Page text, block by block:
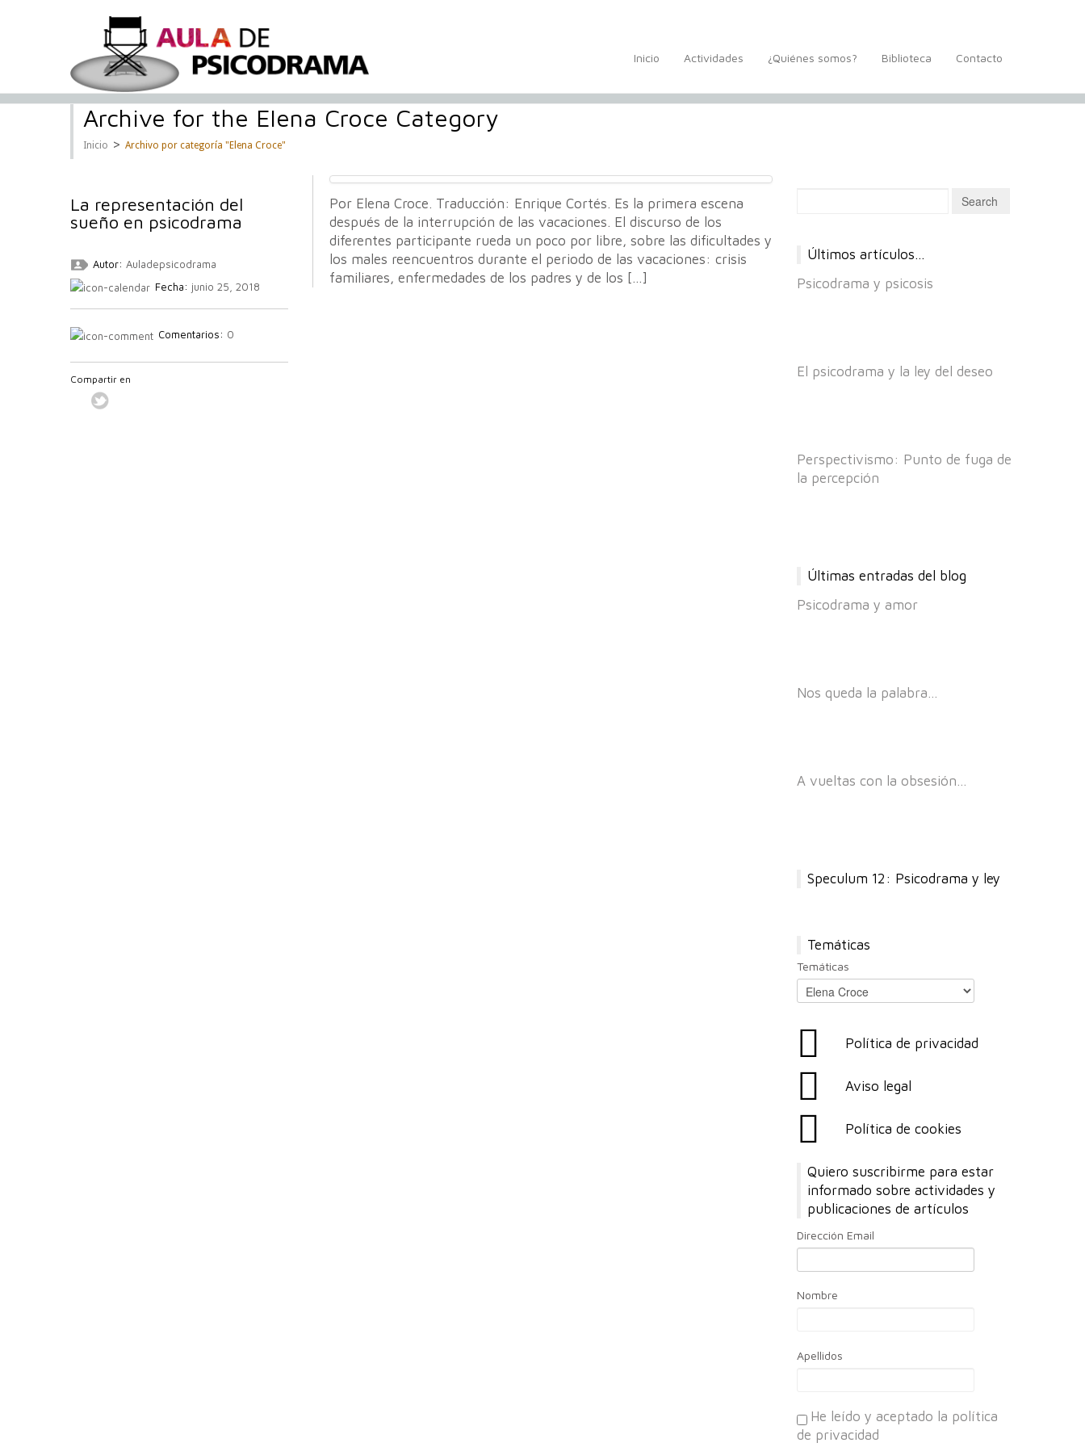
Inicio Actividades ¿Quiénes somos? Biblioteca Contacto
Archive for the Elena Croce Category
Inicio > Archivo por categoría "Elena Croce"
La representación del
sueño en psicodrama
Autor: Auladepsicodrama
Fecha: junio 25, 2018
Comentarios: 0
Compartir en
Por Elena Croce. Traducción: Enrique Cortés. Es la primera escena
después de la interrupción de las vacaciones. El discurso de los
diferentes participante rueda un poco por libre, sobre las dificultades y
los males reencuentros durante el periodo de las vacaciones: crisis
familiares, enfermedades de los padres y de los […]
Últimos artículos…
Psicodrama y psicosis
El psicodrama y la ley del deseo
Perspectivismo: Punto de fuga de
la percepción
Últimas entradas del blog
Psicodrama y amor
Nos queda la palabra…
A vueltas con la obsesión…
Speculum 12: Psicodrama y ley
Temáticas
Temáticas
Política de privacidad
Aviso legal
Política de cookies
Quiero suscribirme para estar
informado sobre actividades y
publicaciones de artículos
Dirección Email
Nombre
Apellidos
He leído y aceptado la política
de privacidad